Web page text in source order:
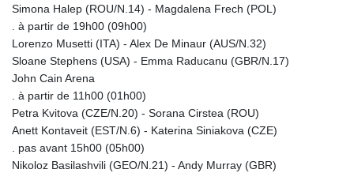
Simona Halep (ROU/N.14) - Magdalena Frech (POL)
. à partir de 19h00 (09h00)
Lorenzo Musetti (ITA) - Alex De Minaur (AUS/N.32)
Sloane Stephens (USA) - Emma Raducanu (GBR/N.17)
John Cain Arena
. à partir de 11h00 (01h00)
Petra Kvitova (CZE/N.20) - Sorana Cirstea (ROU)
Anett Kontaveit (EST/N.6) - Katerina Siniakova (CZE)
. pas avant 15h00 (05h00)
Nikoloz Basilashvili (GEO/N.21) - Andy Murray (GBR)